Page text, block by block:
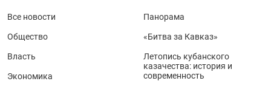
Все новости
Общество
Власть
Экономика
Панорама
«Битва за Кавказ»
Летопись кубанского
казачества: история и
современность